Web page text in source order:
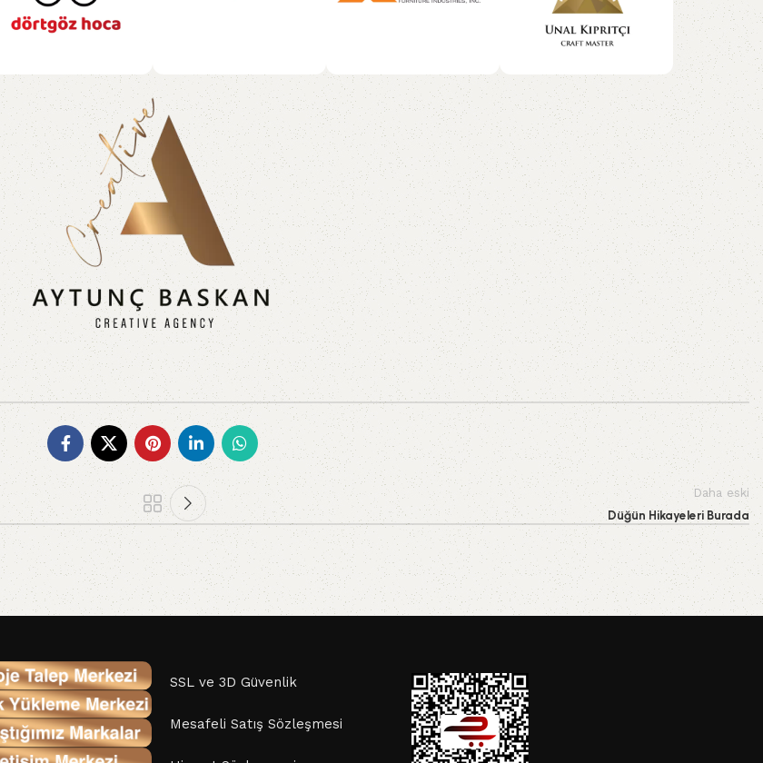
Daha eski
Düğün Hikayeleri Burada
SSL ve 3D Güvenlik
Mesafeli Satış Sözleşmesi